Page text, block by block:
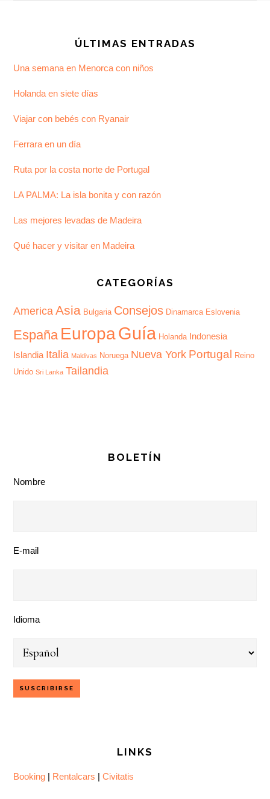
ÚLTIMAS ENTRADAS
Una semana en Menorca con niños
Holanda en siete días
Viajar con bebés con Ryanair
Ferrara en un día
Ruta por la costa norte de Portugal
LA PALMA: La isla bonita y con razón
Las mejores levadas de Madeira
Qué hacer y visitar en Madeira
CATEGORÍAS
America Asia Bulgaria Consejos Dinamarca Eslovenia
España EuropaGuía Holanda Indonesia
Islandia Italia Maldivas Noruega Nueva York Portugal Reino
Unido Sri Lanka Tailandia
BOLETÍN
Nombre
E-mail
Idioma
LINKS
Booking | Rentalcars |Civitatis